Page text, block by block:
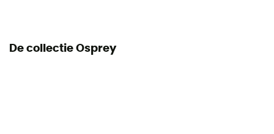
De collectie Osprey